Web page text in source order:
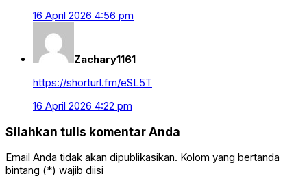
16 April 2026 4:56 pm
Zachary1161
https://shorturl.fm/eSL5T
16 April 2026 4:22 pm
Silahkan tulis komentar Anda
Email Anda tidak akan dipublikasikan. Kolom yang bertanda
bintang (*) wajib diisi